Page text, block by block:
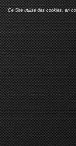
Ce Site utilise des cookies, en